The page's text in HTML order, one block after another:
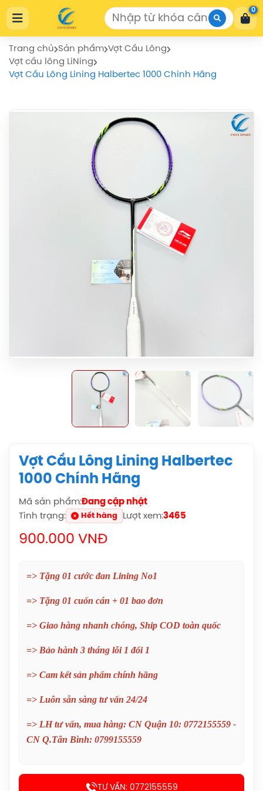
Cửa Hàng Thể Thao COVISPORT
Cửa Hàng Thể Thao COVISPORT
0772155559
https://covisport.com/
0
Trang chủ Sản phẩm Vợt Cầu Lông
Vợt cầu lông LiNing
Vợt Cầu Lông Lining Halbertec 1000 Chính Hãng
Vợt Cầu Lông Lining Halbertec
1000 Chính Hãng
Mã sản phẩm:Đang cập nhật
Tình trạng:
Hết hàng Lượt xem:3465
900.000 VNĐ
=> Tặng 01 cước đan Lining No1
=> Tặng 01 cuốn cán + 01 bao đơn
=> Giao hàng nhanh chóng, Ship COD toàn quốc
=> Bảo hành 3 tháng lỗi 1 đổi 1
=> Cam kết sản phẩm chính hãng
=> Luôn sẵn sàng tư vấn 24/24
=> LH tư vấn, mua hàng: CN Quận 10: 0772155559 -
CN Q.Tân Bình: 0799155559
TƯ VẤN: 0772155559
(Black/Blue) Chính Hãng
Balo Cầu Lông Yonex Q014-324-2012
450.000đ
450.000đ